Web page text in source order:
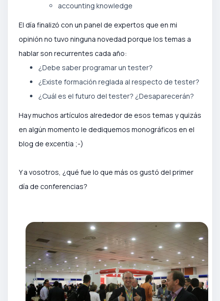
accounting knowledge
El día finalizó con un panel de expertos que en mi
opinión no tuvo ninguna novedad porque los temas a
hablar son recurrentes cada año:
¿Debe saber programar un tester?
¿Existe formación reglada al respecto de tester?
¿Cuál es el futuro del tester? ¿Desaparecerán?
Hay muchos artículos alrededor de esos temas y quizás
en algún momento le dediquemos monográficos en el
blog de excentia ;-)
Y a vosotros, ¿qué fue lo que más os gustó del primer
día de conferencias?